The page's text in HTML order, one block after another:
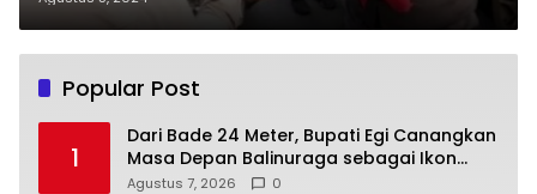
Popular Post
1
Dari Bade 24 Meter, Bupati Egi Canangkan
Masa Depan Balinuraga sebagai Ikon
Wisata Budaya
Agustus 7, 2026 0